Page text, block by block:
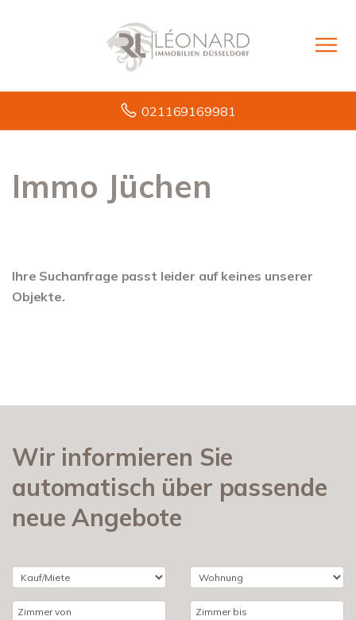
021169169981
Immo Jüchen
Ihre Suchanfrage passt leider auf keines unserer
Objekte.
Wir informieren Sie
automatisch über passende
neue Angebote